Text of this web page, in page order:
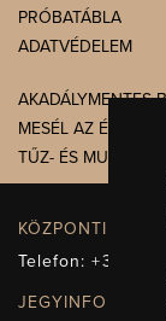
PRÓBATÁBLA
ADATVÉDELEM
AKADÁLYMENTES
MESÉL AZ ÉPÜLET
TŰZ- ÉS
KÖZPONTI
Telefon:+36 72